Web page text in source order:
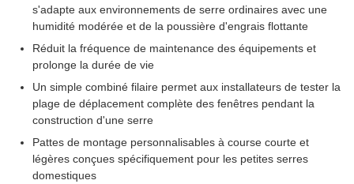
s'adapte aux environnements de serre ordinaires avec une
humidité modérée et de la poussière d'engrais flottante
Réduit la fréquence de maintenance des équipements et
prolonge la durée de vie
Un simple combiné filaire permet aux installateurs de tester la
plage de déplacement complète des fenêtres pendant la
construction d'une serre
Pattes de montage personnalisables à course courte et
légères conçues spécifiquement pour les petites serres
domestiques